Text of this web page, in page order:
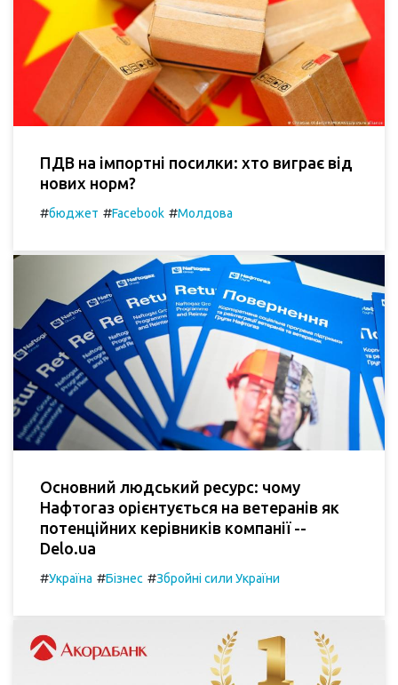
ПДВ на імпортні посилки: хто виграє від
нових норм?
#бюджет #Facebook #Молдова
Основний людський ресурс: чому
Нафтогаз орієнтується на ветеранів як
потенційних керівників компанії --
Delo.ua
#Україна #Бізнес #Збройні сили України